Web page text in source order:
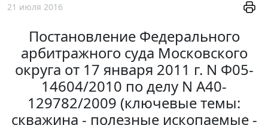
21 июля 2016
Постановление Федерального
арбитражного суда Московского
округа от 17 января 2011 г. N Ф05-
14604/2010 по делу N А40-
129782/2009 (ключевые темы:
скважина - полезные ископаемые -